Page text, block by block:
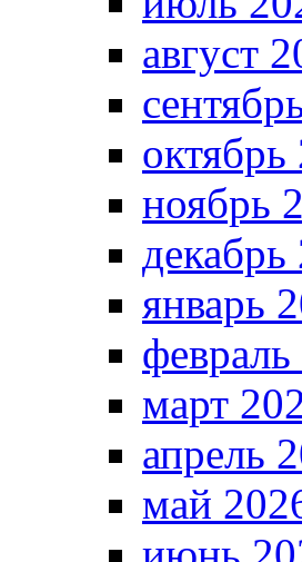
август
октябрь
ноябрь
декабрь
январь
март
апрель
май